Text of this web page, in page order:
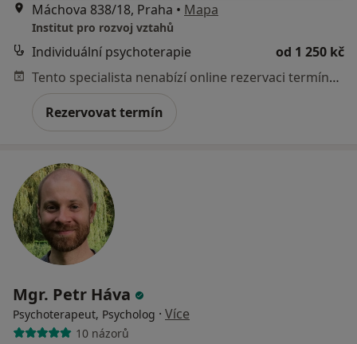
Máchova 838/18, Praha • Mapa
Institut pro rozvoj vztahů
Individuální psychoterapie
od 1 250 kč
Tento specialista nenabízí online rezervaci termínu na této adrese.
Rezervovat termín
Mgr. Petr Háva
Psychoterapeut, Psycholog · Více
10 názorů